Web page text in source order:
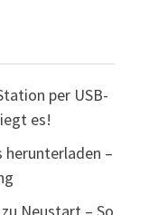
per USB-
es!
herunterladen –